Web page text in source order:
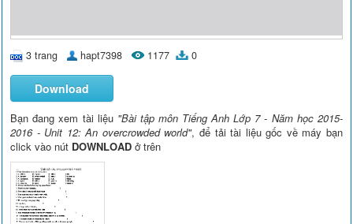
3 trang hapt7398 1177 0
Download
Bạn đang xem tài liệu "Bài tập môn Tiếng Anh Lớp 7 - Năm học 2015-
2016 - Unit 12: An overcrowded world", để tải tài liệu gốc về máy bạn
click vào nút DOWNLOAD ở trên